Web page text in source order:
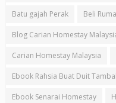
Batu gajah Perak Beli
Blog Carian Homestay
Carian Homestay Malaysia
Ebook Rahsia Buat Duit
Ebook Senarai Homestay